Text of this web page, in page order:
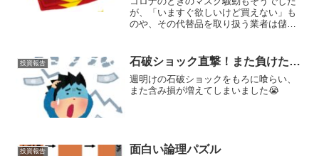
が、「いますぐ欲しいけど買えない」も
のや、その代替品を取り扱う業者は儲か
投資報告 石破ショック直撃！また負けた…
週明けの石破ショックをもろに喰らい、
また含み損が増えてしまいました😭
投資報告 面白い論理パズル